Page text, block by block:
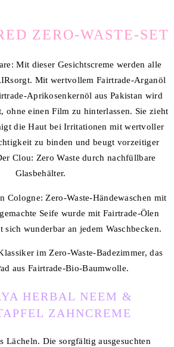
ZERO-WASTE-SET
Mit dieser Gesichtscreme werden alle
Mit wertvollem Fairtrade-Arganöl
Aprikosenkernöl aus Pakistan wird
ohne einen Film zu hinterlassen. Sie zieht
die Haut bei Irritationen mit wertvoller
zu binden und beugt vorzeitiger
Clou: Zero Waste durch nachfüllbare
Glasbehälter.
Cologne: Zero-Waste-Händewaschen mit
Seife wurde mit Fairtrade-Ölen
sich wunderbar an jedem Waschbecken.
im Zero-Waste-Badezimmer, das
aus Fairtrade-Bio-Baumwolle.
HERBAL NEEM &
ZAHNCREME
Lächeln. Die sorgfältig ausgesuchten